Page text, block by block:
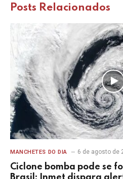
Posts Relacionados
MANCHETES DO DIA 6 de agosto de
Ciclone bomba pode se